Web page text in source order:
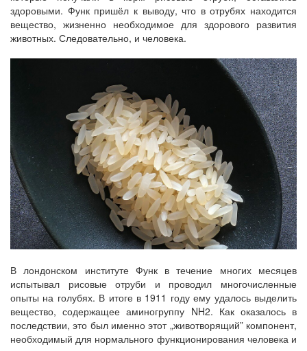
здоровыми. Функ пришёл к выводу, что в отрубях находится
вещество, жизненно необходимое для здорового развития
животных. Следовательно, и человека.
В лондонском институте Функ в течение многих месяцев
испытывал рисовые отруби и проводил многочисленные
опыты на голубях. В итоге в 1911 году ему удалось выделить
вещество, содержащее аминогруппу NH2. Как оказалось в
последствии, это был именно этот „животворящий” компонент,
необходимый для нормального функционирования человека и